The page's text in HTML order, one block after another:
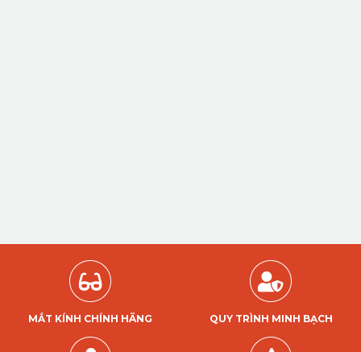
MẮT KÍNH CHÍNH HÃNG QUY TRÌNH MINH BẠCH